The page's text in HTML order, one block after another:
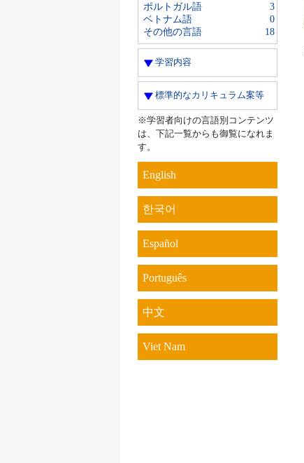
ポルトガル語
3
ベトナム語
0
その他の言語
18
学習内容
標準的なカリキュラム案等
※学習者向けの言語別コンテンツ
は、下記一覧からも御覧になれま
す。
English
한국어
Español
Português
中文
Viet Nam